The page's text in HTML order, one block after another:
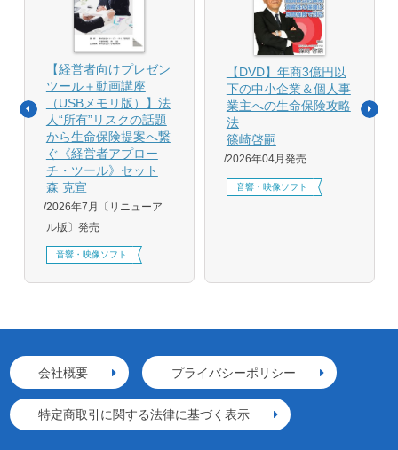
【経営者向けプレゼン
ツール＋動画講座
（USBメモリ版）】法
人“所有”リスクの話題
から生命保険提案へ繋
ぐ《経営者アプロー
チ・ツール》セット
森 克宣
2026年7月〔リニューア
ル版〕発売
音響・映像ソフト
【DVD】年商3億円以
下の中小企業＆個人事
業主への生命保険攻略
法
篠崎啓嗣
2026年04月発売
音響・映像ソフト
会社概要 プライバシーポリシー
特定商取引に関する法律に基づく表示